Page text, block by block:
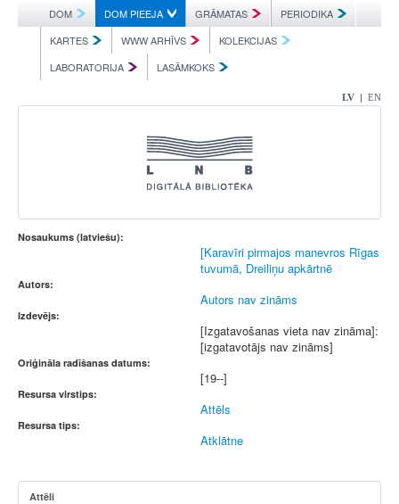
DOM DOM PIEEJA GRĀMATAS
PERIODIKA
KARTES
WWW ARHĪVS
KOLEKCIJAS
LABORATORIJA
LASĀMKOKS
LV | EN
Nosaukums (latviešu):
[Karavīri pirmajos manevros Rīgas
tuvumā, Dreiliņu apkārtnē
Autors:
Autors nav zināms
Izdevējs:
[Izgatavošanas vieta nav zināma]:
[izgatavotājs nav zināms]
Oriģināla radīšanas datums:
[19--]
Resursa virstips:
Attēls
Resursa tips:
Atklātne
Attēli